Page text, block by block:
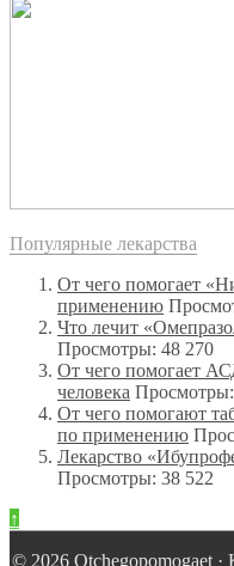
Популярные лекарства
От чего помогает
применению
Что лечит
Просмотры: 48 270
От чего помогает
человека Просмотры:
От чего помогают
по применению
Лекарство
Просмотры: 38 522
↑
© 2026 Оtchegopomogaet ·